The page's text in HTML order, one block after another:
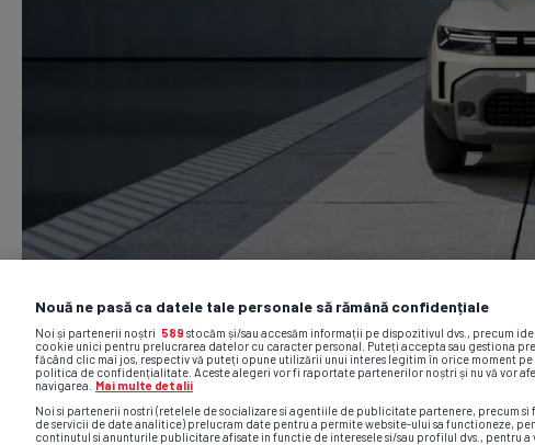
Nouă ne pasă ca datele tale personale să rămână confidențiale
Noi și partenerii noștri 589 stocăm și/sau accesăm informații pe dispozitivul dvs., precum
cookie unici pentru prelucrarea datelor cu caracter personal. Puteți accepta sau gestiona
făcând clic mai jos, respectiv vă puteți opune utilizării unui interes legitim în orice moment pe
politica de confidențialitate. Aceste alegeri vor fi raportate partenerilor noștri și nu vă vor
navigarea.
Mai multe detalii
Noi si partenerii nostri (retelele de socializare si agentiile de publicitate partenere, precum si
de servicii de date analitice) prelucram date pentru a permite website-ului sa functioneze,
continutul si anunturile publicitare afisate in functie de interesele si/sau profilul dvs., pentru a